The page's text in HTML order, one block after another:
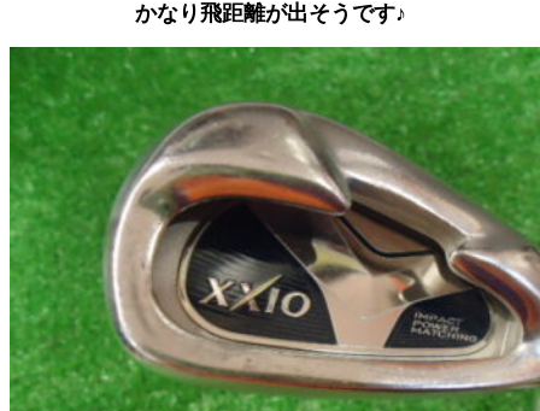
かなり飛距離が出そうです♪